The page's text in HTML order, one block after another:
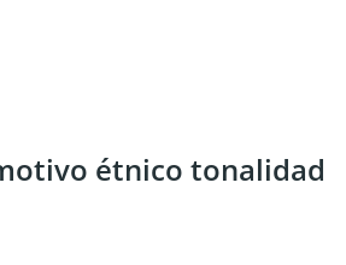
étnico tonalidad